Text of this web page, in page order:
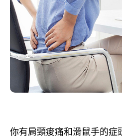
你有肩頸痠痛和滑鼠手的症